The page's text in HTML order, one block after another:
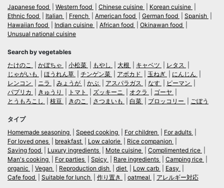
Japanese food
Western food Chinese cuisine
Korean cuisine
Ethnic food
Italian French American food German food
Spanish
Hawaiian food
Indian cuisine African food
Okinawan food
Unusual national cuisine
Search by vegetables
たけのこ
かぼちゃ 小松菜 もやし 大根 キャベツ
レタス
じゃがいも
ほうれん草 チンゲン菜 アボカド 玉ねぎ
にんじん
レンコン
ニラ みょうが かぶ アスパラガス なす
ピーマン
パプリカ
きゅうり トマト ズッキーニ オクラ
ゴーヤ
とうもろこし
枝豆 きのこ さつまいも 白菜 ブロッコリー ごぼう
タイプ
Homemade seasoning
Speed cooking For children
For adults
For loved ones
breakfast Low calorie
Rice companion
Saving food
Luxury ingredients Mote cuisine
Complimented rice
Man's cooking
For parties Spicy Rare ingredients
Camping rice
organic
Vegan Reproduction dish diet Low carb
Easy
Cafe food
Suitable for lunch 作り置き oatmeal アレルギー対応